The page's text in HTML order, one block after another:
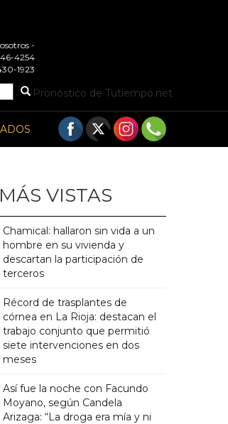
-
4254
1923
Pronóstico de Tutiempo.net
VISTAS
Chamical: hallaron sin vida a un
hombre en su vivienda y
descartan la participación de
terceros
Récord de trasplantes de
córnea en La Rioja: destacan el
trabajo conjunto que permitió
siete intervenciones en dos
meses
Así fue la noche con Facundo
Moyano, según Candela
Arizaga: “La droga era mía y ni